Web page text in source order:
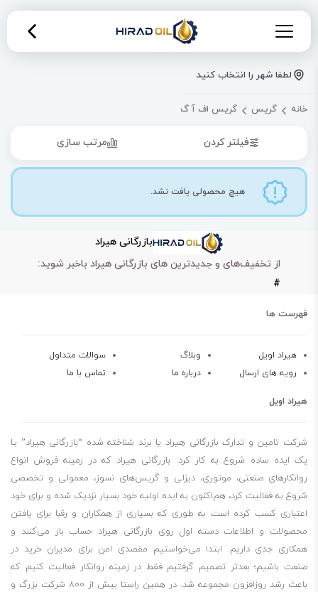
لطفا شهر را انتخاب کنید
خانه گریس گریس اف آ گ
فیلتر کردن مرتب سازی
هیچ محصولی یافت نشد.
بازرگانی هیراد
از تخفیف‌های و جدیدترین های بازرگانی هیراد باخبر شوید:
#
فهرست ها
هیراد اویل وبلاگ
سوالات متداول
رویه های ارسال
درباره ما تماس با ما
هیراد اویل
شرکت تامین و تدارک بازرگانی هیراد یا برند شناخته شده “بازرگانی هیراد” بـا
یک ایده ساده شروع به کار کرد. بازرگانی هیراد که در زمینه فروش انواع
روانکارهای صنعتی، موتوری، دیزلی و گریس‌های نسوز، معمولی و تخصصی
شروع به فعالیت کرد، هم‌اکنون به ایده اولیه خود بسیار نزدیک شده و برای خود
اعتباری کسب کرده است به طوری که بسیاری از همکاران و رقبا برای یافتن
محصولات و اطلاعات دسته اول روی بازرگانی هیراد حساب باز می‌کنند و
همکاری جدی داریم. ابتدا می‌خواستیم مقصدی امن برای مدیران خرید در
صنعت باشیم؛ بعدتر تصمیم گرفتیم فقط در زمینه روانکار فعالیت کنیم که
باعث رشد روزافزون مجموعه شد. در همین راستا بیش از 800 شرکت بزرگ و